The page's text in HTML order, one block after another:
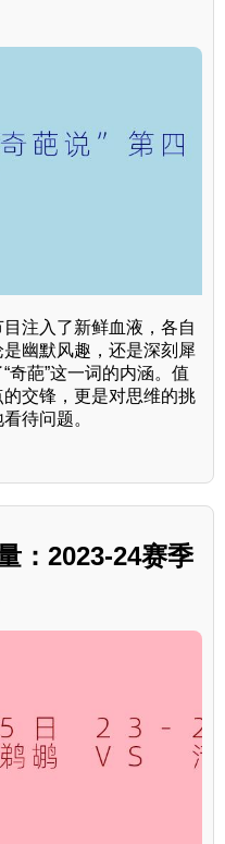
注入了新鲜血液，各自
幽默风趣，还是深刻犀
奇葩”这一词的内涵。值
交锋，更是对思维的挑
待问题。
：2023-24赛季